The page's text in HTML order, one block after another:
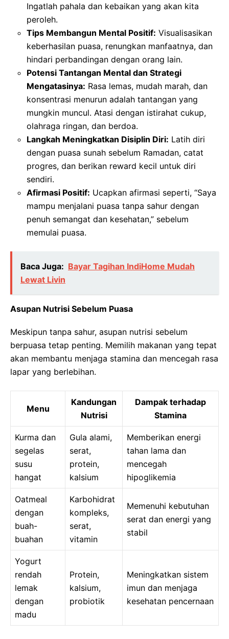
Ingatlah pahala dan kebaikan yang akan kita
peroleh.
Tips Membangun Mental Positif: Visualisasikan
keberhasilan puasa, renungkan manfaatnya, dan
hindari perbandingan dengan orang lain.
Potensi Tantangan Mental dan Strategi
Mengatasinya: Rasa lemas, mudah marah, dan
konsentrasi menurun adalah tantangan yang
mungkin muncul. Atasi dengan istirahat cukup,
olahraga ringan, dan berdoa.
Langkah Meningkatkan Disiplin Diri: Latih diri
dengan puasa sunah sebelum Ramadan, catat
progres, dan berikan reward kecil untuk diri
sendiri.
Afirmasi Positif: Ucapkan afirmasi seperti, “Saya
mampu menjalani puasa tanpa sahur dengan
penuh semangat dan kesehatan,” sebelum
memulai puasa.
Baca Juga: Bayar Tagihan IndiHome Mudah
Lewat Livin
Asupan Nutrisi Sebelum Puasa
Meskipun tanpa sahur, asupan nutrisi sebelum
berpuasa tetap penting. Memilih makanan yang tepat
akan membantu menjaga stamina dan mencegah rasa
lapar yang berlebihan.
Menu
Kandungan
Nutrisi
Dampak terhadap
Stamina
Kurma dan
segelas
susu
hangat
Gula alami,
serat,
protein,
kalsium
Memberikan energi
tahan lama dan
mencegah
hipoglikemia
Oatmeal
dengan
buah-
buahan
Karbohidrat
kompleks,
serat,
vitamin
Memenuhi kebutuhan
serat dan energi yang
stabil
Yogurt
rendah
lemak
dengan
madu
Protein,
kalsium,
probiotik
Meningkatkan sistem
imun dan menjaga
kesehatan pencernaan